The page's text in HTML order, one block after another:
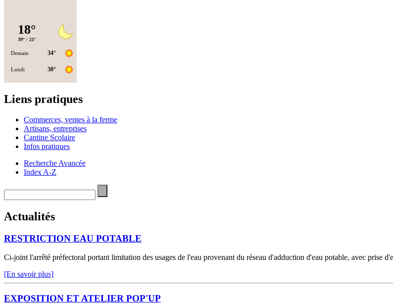
Liens pratiques
Commerces, ventes à la ferme
Artisans, entreprises
Cantine Scolaire
Infos pratiques
Recherche Avancée
Index A-Z
Actualités
RESTRICTION EAU POTABLE
Ci-joint l'arrêté préfectoral portant limitation des usages de l'eau provenant du réseau d'adduction d'eau potable, avec prise
[En savoir plus]
EXPOSITION ET ATELIER POP'UP